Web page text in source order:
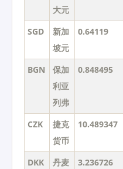
大元
SGD
新加
坡元
0.64119
BGN
保加
利亚
列弗
0.848495
CZK
捷克
货币
10.489347
DKK
丹麦
3.236726